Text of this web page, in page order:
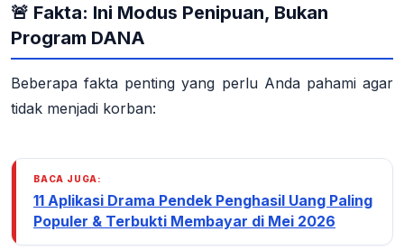
🚨 Fakta: Ini Modus Penipuan, Bukan
Program DANA
Beberapa fakta penting yang perlu Anda pahami agar
tidak menjadi korban:
BACA JUGA:
11 Aplikasi Drama Pendek Penghasil Uang Paling
Populer & Terbukti Membayar di Mei 2026